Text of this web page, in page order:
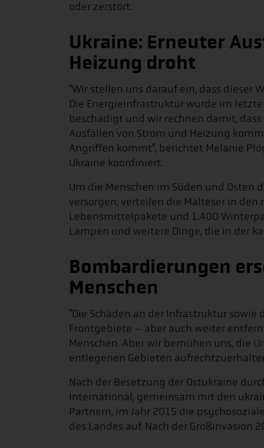
oder zerstört.
Ukraine: Erneuter
Heizung droht
"Wir stellen uns darauf ein, dass dieser
Die Energieinfrastruktur wurde im
beschädigt und wir rechnen damit,
Ausfällen von Strom und Heizung
Angriffen kommt", berichtet Melanie
Ukraine koordiniert.
Um die Menschen im Süden und Osten
versorgen, verteilen die Malteser in den
Lebensmittelpakete und 1.400
Lampen und weitere Dinge, die in der
Bombardierungen
Menschen
"Die Schäden an der Infrastruktur
Frontgebiete – aber auch weiter
Menschen. Aber wir bemühen uns, die
entlegenen Gebieten
Nach der Besetzung der Ostukraine
International, gemeinsam mit den
Partnern, im Jahr 2015 die
des Landes auf. Nach der Großinvasion